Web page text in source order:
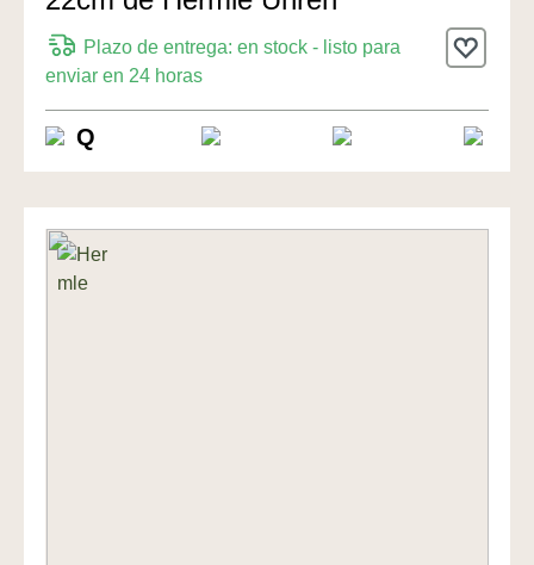
Plazo de entrega: en stock - listo para
enviar en 24 horas
Q